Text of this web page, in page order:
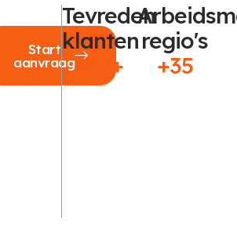
Start
aanvraag
Tevreden
klanten
250+
regio's
+35